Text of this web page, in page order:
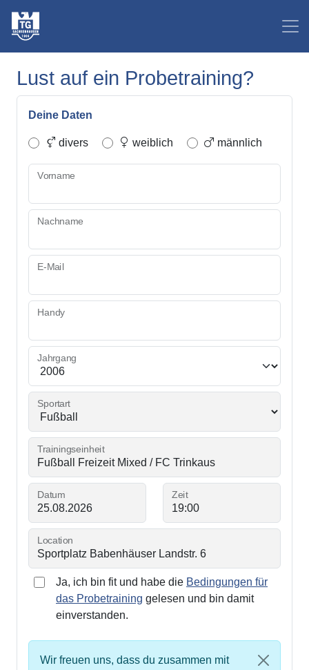
Lust auf ein Probetraining?
Deine Daten
divers weiblich männlich
Vorname
Nachname
E-Mail
Handy
Jahrgang
Sportart
Trainingseinheit
Datum Zeit
Location
Ja, ich bin fit und habe die Bedingungen für
das Probetraining gelesen und bin damit
einverstanden.
Wir freuen uns, dass du zusammen mit